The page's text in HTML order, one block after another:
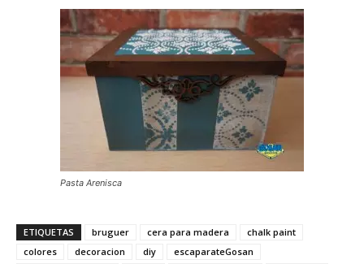
Pasta Arenisca
ETIQUETAS bruguer cera para madera
chalk paint
colores
decoracion diy
escaparateGosan